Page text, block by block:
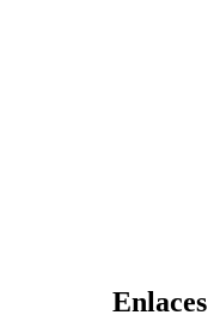
Enlaces